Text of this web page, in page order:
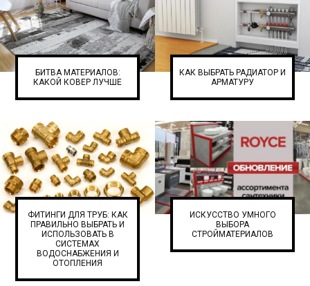
БИТВА МАТЕРИАЛОВ:
КАКОЙ КОВЕР ЛУЧШЕ
КАК ВЫБРАТЬ РАДИАТОР И
АРМАТУРУ
ФИТИНГИ ДЛЯ ТРУБ: КАК
ПРАВИЛЬНО ВЫБРАТЬ И
ИСПОЛЬЗОВАТЬ В
СИСТЕМАХ
ВОДОСНАБЖЕНИЯ И
ОТОПЛЕНИЯ
ИСКУССТВО УМНОГО
ВЫБОРА
СТРОЙМАТЕРИАЛОВ